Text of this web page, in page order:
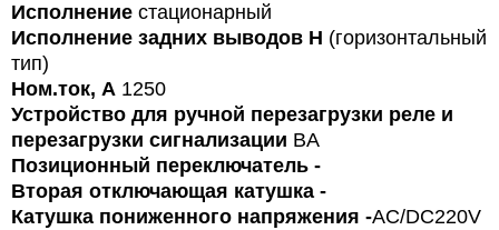
Исполнение стационарный
Исполнение задних выводов Н (горизонтальный
тип)
Ном.ток, А 1250
Устройство для ручной перезагрузки реле и
перезагрузки сигнализации BA
Позиционный переключатель -
Вторая отключающая катушка -
Катушка пониженного напряжения -AC/DC220V